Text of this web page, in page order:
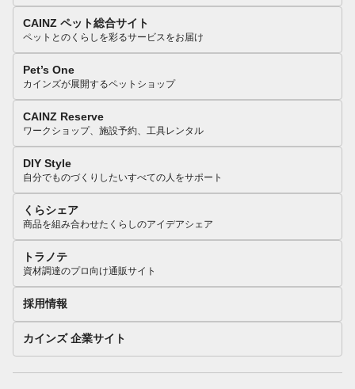
CAINZ ペット総合サイト
ペットとのくらしを彩るサービスをお届け
Pet’s One
カインズが展開するペットショップ
CAINZ Reserve
ワークショップ、施設予約、工具レンタル
DIY Style
自分でものづくりしたいすべての人をサポート
くらシェア
商品を組み合わせたくらしのアイデアシェア
トラノテ
資材調達のプロ向け通販サイト
採用情報
カインズ 企業サイト